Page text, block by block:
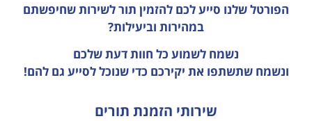
הפורטל שלנו סייע לכם להזמין תור לשירות שחיפשתם
במהירות וביעילות?
נשמח לשמוע כל חוות דעתשלכם
ונשמח שתשתפו את יקירכם כדי שנוכל לסייע גם להם!
שירותי הזמנת תורים